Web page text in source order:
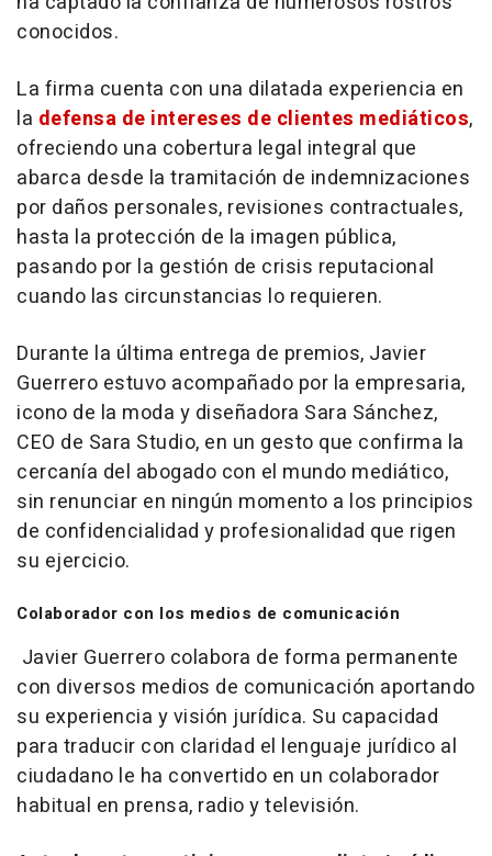
conocidos.
La firma cuenta con una dilatada experiencia en
la defensa de intereses de clientes mediáticos,
ofreciendo una cobertura legal integral que
abarca desde la tramitación de indemnizaciones
por daños personales, revisiones contractuales,
hasta la protección de la imagen pública,
pasando por la gestión de crisis reputacional
cuando las circunstancias lo requieren.
Durante la última entrega de premios, Javier
Guerrero estuvo acompañado por la empresaria,
icono de la moda y diseñadora Sara Sánchez,
CEO de Sara Studio, en un gesto que confirma la
cercanía del abogado con el mundo mediático,
sin renunciar en ningún momento a los principios
de confidencialidad y profesionalidad que rigen
su ejercicio.
Colaborador con los medios de comunicación
Javier Guerrero colabora de forma permanente
con diversos medios de comunicación aportando
su experiencia y visión jurídica. Su capacidad
para traducir con claridad el lenguaje jurídico al
ciudadano le ha convertido en un colaborador
habitual en prensa, radio y televisión.